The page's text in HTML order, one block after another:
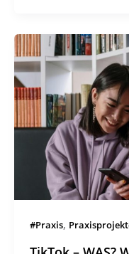
#Praxis,